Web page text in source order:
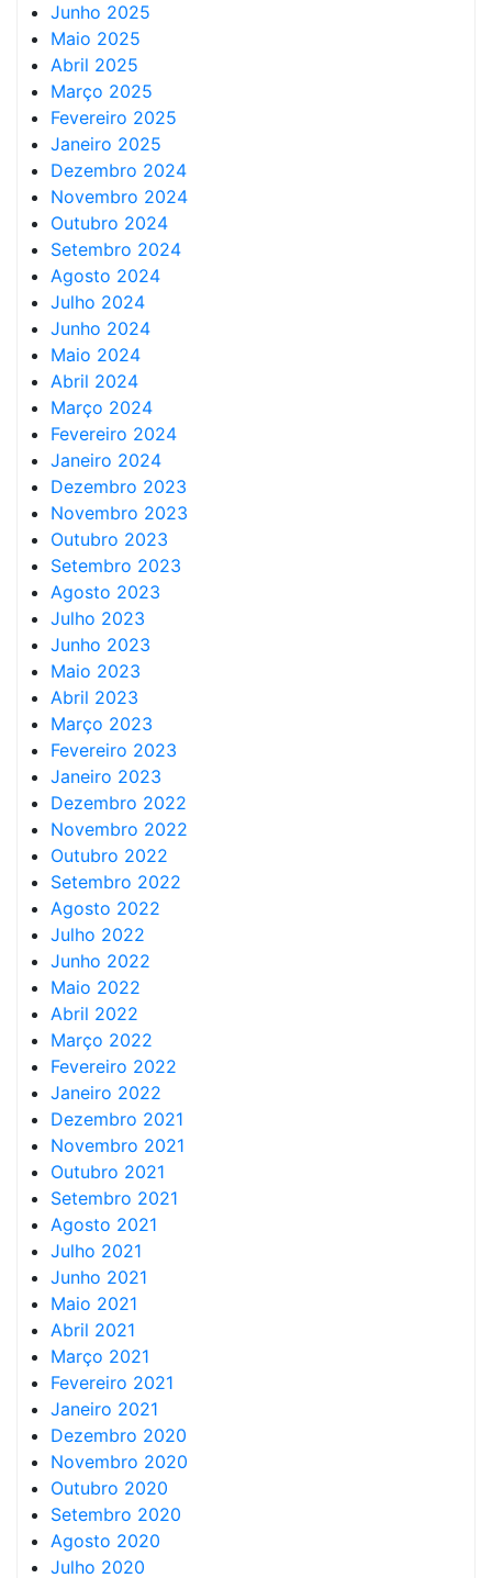
Junho 2025
Maio 2025
Abril 2025
Março 2025
Fevereiro 2025
Janeiro 2025
Dezembro 2024
Novembro 2024
Outubro 2024
Setembro 2024
Agosto 2024
Julho 2024
Junho 2024
Maio 2024
Abril 2024
Março 2024
Fevereiro 2024
Janeiro 2024
Dezembro 2023
Novembro 2023
Outubro 2023
Setembro 2023
Agosto 2023
Julho 2023
Junho 2023
Maio 2023
Abril 2023
Março 2023
Fevereiro 2023
Janeiro 2023
Dezembro 2022
Novembro 2022
Outubro 2022
Setembro 2022
Agosto 2022
Julho 2022
Junho 2022
Maio 2022
Abril 2022
Março 2022
Fevereiro 2022
Janeiro 2022
Dezembro 2021
Novembro 2021
Outubro 2021
Setembro 2021
Agosto 2021
Julho 2021
Junho 2021
Maio 2021
Abril 2021
Março 2021
Fevereiro 2021
Janeiro 2021
Dezembro 2020
Novembro 2020
Outubro 2020
Setembro 2020
Agosto 2020
Julho 2020